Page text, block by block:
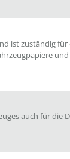
ist zuständig
auch für die